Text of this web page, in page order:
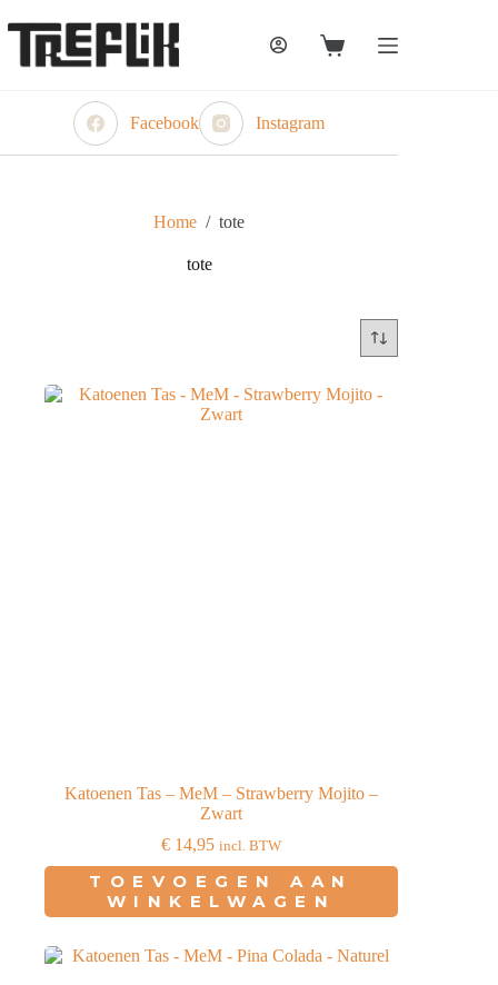
naar
inhoud
Winkelwagen
Facebook Instagram
Home / tote
tote
Katoenen Tas – MeM – Strawberry Mojito –
Zwart
€ 14,95 incl. BTW
TOEVOEGEN AAN
WINKELWAGEN